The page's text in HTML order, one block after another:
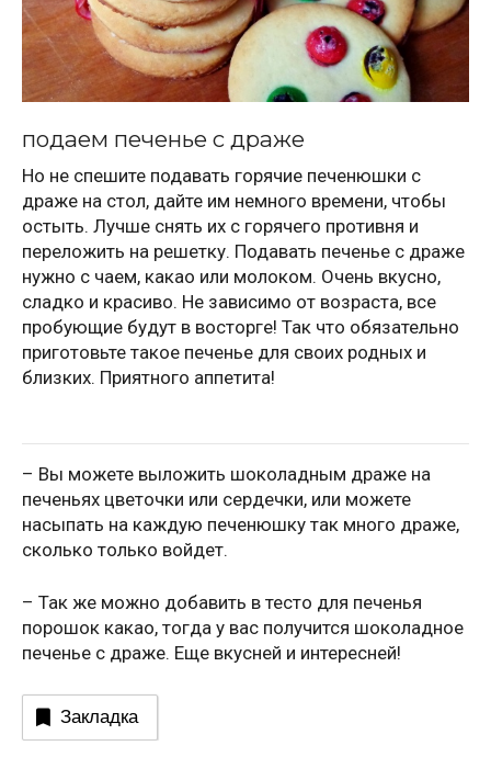
подаем печенье с драже
Но не спешите подавать горячие печенюшки с
драже на стол, дайте им немного времени, чтобы
остыть. Лучше снять их с горячего противня и
переложить на решетку. Подавать печенье с драже
нужно с чаем, какао или молоком. Очень вкусно,
сладко и красиво. Не зависимо от возраста, все
пробующие будут в восторге! Так что обязательно
приготовьте такое печенье для своих родных и
близких. Приятного аппетита!
– Вы можете выложить шоколадным драже на
печеньях цветочки или сердечки, или можете
насыпать на каждую печенюшку так много драже,
сколько только войдет.
– Так же можно добавить в тесто для печенья
порошок какао, тогда у вас получится шоколадное
печенье с драже. Еще вкусней и интересней!
Закладка